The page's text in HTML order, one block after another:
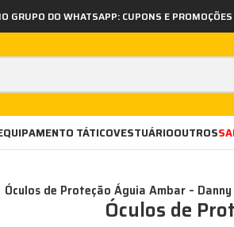
GRUPO DO WHATSAPP: CUPONS E
TÁTICOVESTUÁRIOOUTROS
Óculos de Proteção Águia Ambar – Danny
Óculos de